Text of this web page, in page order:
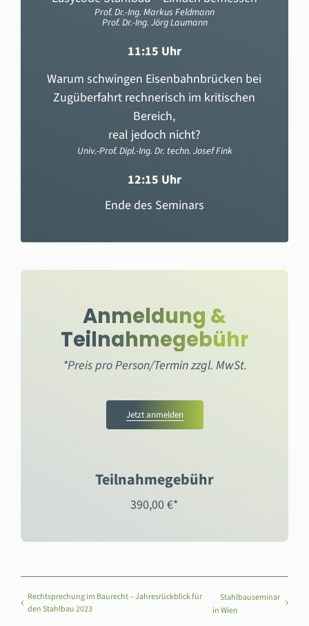
Prof. Dr.-Ing. Markus Feldmann
Prof. Dr.-Ing. Jörg Laumann
11:15 Uhr
Warum schwingen Eisenbahnbrücken bei
Zugüberfahrt rechnerisch im kritischen
Bereich,
real jedoch nicht?
Univ.-Prof. Dipl.-Ing. Dr. techn. Josef Fink
12:15 Uhr
Ende des Seminars
Teilnahmegebühr
390,00 €*
Anmeldung &
Teilnahmegebühr
*Preis pro Person/Termin zzgl. MwSt.
Jetzt anmelden
Rechtsprechung im Baurecht – Jahresrückblick für
den Stahlbau 2023
Stahlbauseminar
in Wien